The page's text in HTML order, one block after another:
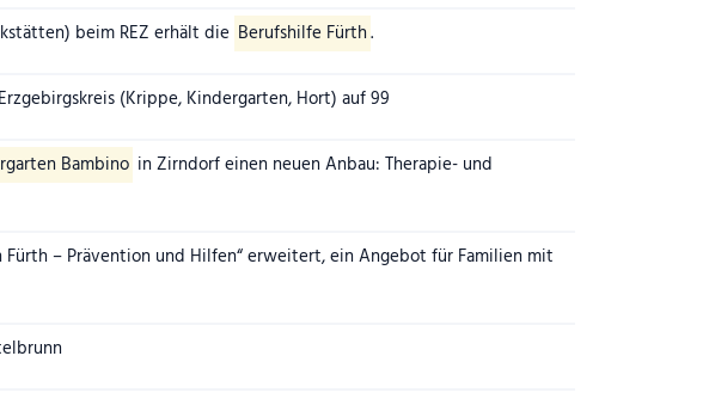
beim REZ erhält die Berufshilfe Fürth.
(Krippe, Kindergarten, Hort) auf 99
Bambino in Zirndorf einen neuen Anbau: Therapie- und
– Prävention und Hilfen“ erweitert, ein Angebot für Familien mit